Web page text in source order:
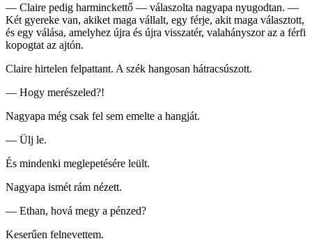
— Claire pedig harminckettő — válaszolta nagyapa nyugodtan. —
Két gyereke van, akiket maga vállalt, egy férje, akit maga választott,
és egy válása, amelyhez újra és újra visszatér, valahányszor az a férfi
kopogtat az ajtón.
Claire hirtelen felpattant. A szék hangosan hátracsúszott.
— Hogy merészeled?!
Nagyapa még csak fel sem emelte a hangját.
— Ülj le.
És mindenki meglepetésére leült.
Nagyapa ismét rám nézett.
— Ethan, hová megy a pénzed?
Keserűen felnevettem.